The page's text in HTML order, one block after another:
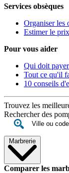
Services obsèques
Organiser les
Estimer le
Pour vous aider
Qui doit
Tout ce qu'il
10 conseils
Trouvez les
Rechercher des
Marbrerie
Comparer les